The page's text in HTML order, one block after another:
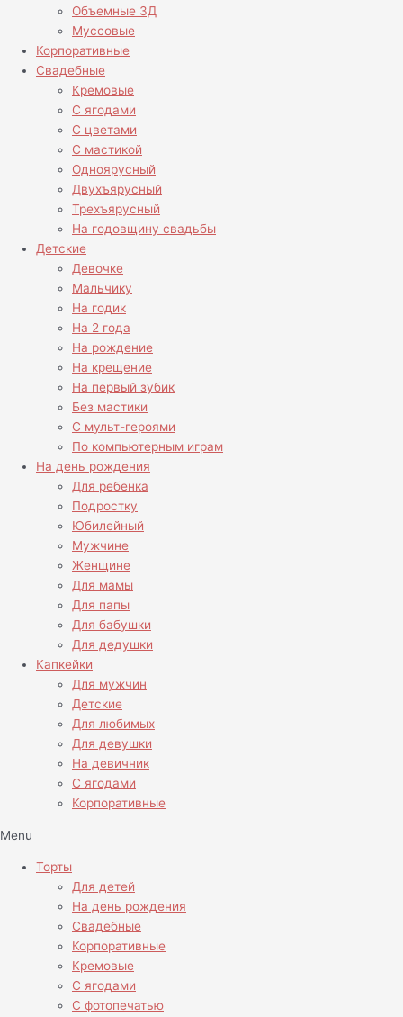
Объемные 3Д
Муссовые
Корпоративные
Свадебные
Кремовые
С ягодами
С цветами
С мастикой
Одноярусный
Двухъярусный
Трехъярусный
На годовщину свадьбы
Детские
Девочке
Мальчику
На годик
На 2 года
На рождение
На крещение
На первый зубик
Без мастики
С мульт-героями
По компьютерным играм
На день рождения
Для ребенка
Подростку
Юбилейный
Мужчине
Женщине
Для мамы
Для папы
Для бабушки
Для дедушки
Капкейки
Для мужчин
Детские
Для любимых
Для девушки
На девичник
С ягодами
Корпоративные
Menu
Торты
Для детей
На день рождения
Свадебные
Корпоративные
Кремовые
С ягодами
С фотопечатью